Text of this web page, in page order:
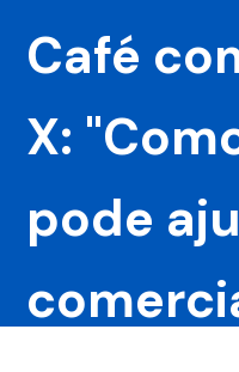
Café
X:
pode